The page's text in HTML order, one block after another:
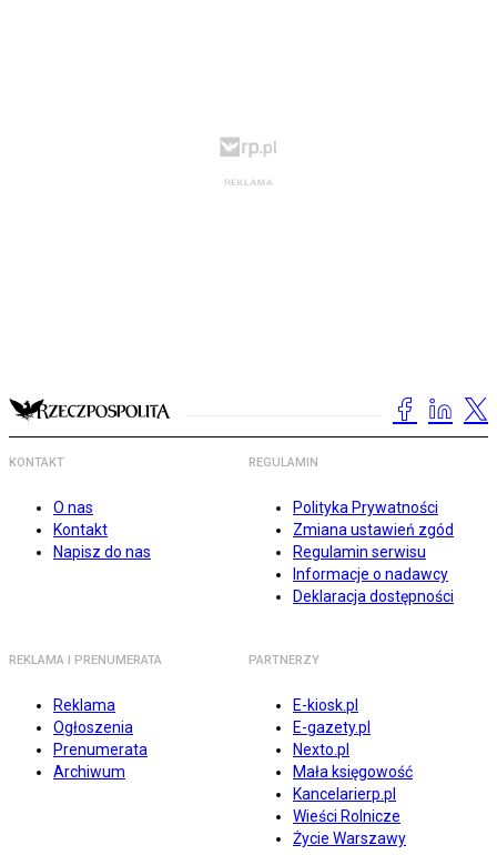
KONTAKT
O nas
Kontakt
Napisz do nas
REGULAMIN
Polityka Prywatności
Zmiana ustawień zgód
Regulamin serwisu
Informacje o nadawcy
Deklaracja dostępności
REKLAMA I PRENUMERATA
Reklama
Ogłoszenia
Prenumerata
Archiwum
PARTNERZY
E-kiosk.pl
E-gazety.pl
Nexto.pl
Mała księgowość
Kancelarierp.pl
Wieści Rolnicze
Życie Warszawy